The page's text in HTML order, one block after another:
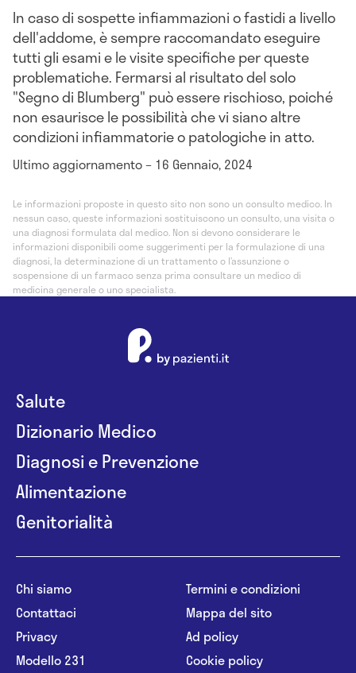
In caso di sospette infiammazioni o fastidi a livello
dell'addome, è sempre raccomandato eseguire
tutti gli esami e le visite specifiche per queste
problematiche. Fermarsi al risultato del solo
"Segno di Blumberg" può essere rischioso, poiché
non esaurisce le possibilità che vi siano altre
condizioni infiammatorie o patologiche in atto.
Ultimo aggiornamento – 16 Gennaio, 2024
Le informazioni proposte in questo sito non sono un consulto medico. In
nessun caso, queste informazioni sostituiscono un consulto, una visita o
una diagnosi formulata dal medico. Non si devono considerare le
informazioni disponibili come suggerimenti per la formulazione di una
diagnosi, la determinazione di un trattamento o l’assunzione o
sospensione di un farmaco senza prima consultare un medico di
medicina generale o uno specialista.
Salute
Dizionario Medico
Diagnosi e Prevenzione
Alimentazione
Genitorialità
Chi siamo
Contattaci
Privacy
Modello 231
Termini e condizioni
Mappa del sito
Ad policy
Cookie policy